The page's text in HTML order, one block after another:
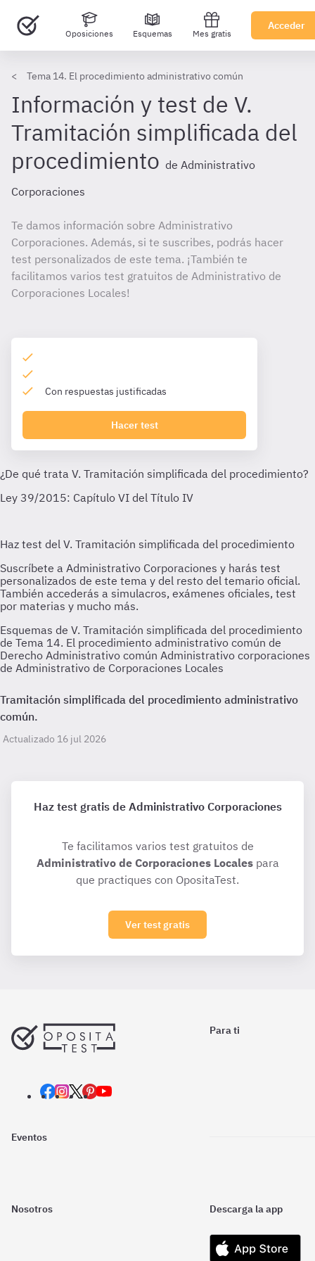
Oposiciones Esquemas Mes gratis
Acceder
Tema 14. El procedimiento administrativo común
Información y test de V.
Tramitación simplificada del
procedimiento de Administrativo
Corporaciones
Te damos información sobre Administrativo
Corporaciones. Además, si te suscribes, podrás hacer
test personalizados de este tema. ¡También te
facilitamos varios test gratuitos de Administrativo de
Corporaciones Locales!
Con respuestas justificadas
Hacer test
Esquemas de V. Tramitación simplificada del procedimiento
de Tema 14. El procedimiento administrativo común de
Derecho Administrativo común Administrativo corporaciones
de Administrativo de Corporaciones Locales
Tramitación simplificada del procedimiento administrativo
común.
Actualizado 16 jul 2026
Haz test gratis de Administrativo Corporaciones
Te facilitamos varios test gratuitos de
Administrativo de Corporaciones Localespara
que practiques con OpositaTest.
Ver test gratis
Para ti
Eventos
Nosotros Descarga la app